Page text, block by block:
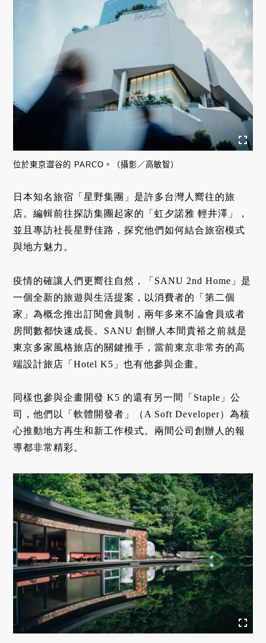
位於東京澀谷的 PARCO。（攝影／高敏智）
日本知名旅宿「星野集團」是許多台灣人嚮往的旅
店。編輯前往探訪集團起家的「虹夕諾雅 輕井澤」，
並且專訪社長星野佳路，探究他們如何結合旅宿模式
與地方魅力。
疫情的確讓人們更嚮往自然，「SANU 2nd Home」是
一個全新的旅遊與生活提案，以消費者的「第二個
家」為概念推出訂閱會員制，兩年多來不論會員或者
房間數都快速成長。SANU 創辦人本間貴裕之前就是
東京多家風格旅店的關鍵推手，當前東京非常夯的高
端設計旅店「Hotel K5」也有他參與企畫。
同樣也參與企畫開發 K5 的還有另一間「Staple」公
司，他們以「軟體開發者」（A Soft Developer）為核
心推動地方再生和新工作模式。兩間公司創辦人的報
導都非常精彩。